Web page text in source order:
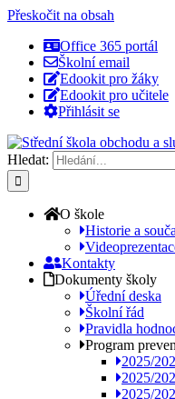
Přeskočit na obsah
Office 365 portál
Školní email
Edookit pro žáky
Edookit pro učitele
Přihlásit se
Hledat:
O škole
Historie a
Kontakty
Dokumenty školy
Úřední deska
Školní řád
Pravidla
Program
2025/
2025/
2025/